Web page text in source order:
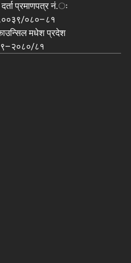
प्रमाणपत्र नं.ः
०८०–८१
मधेश प्रदेश
८१